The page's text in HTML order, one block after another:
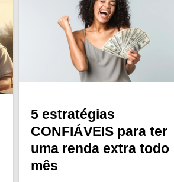
5 estratégias
CONFIÁVEIS para ter
uma renda extra todo
mês